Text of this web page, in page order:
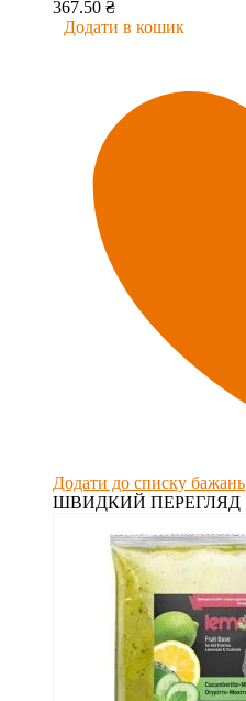
367.50 ₴
Додати в кошик
Додати до списку бажань
ШВИДКИЙ ПЕРЕГЛЯД